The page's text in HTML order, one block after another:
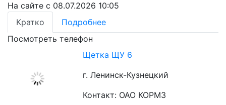
На сайте с 08.07.2026 10:05
Кратко
Подробнее
Посмотреть телефон
Щетка ЩУ 6
г. Ленинск-Кузнецкий
Контакт: ОАО КОРМЗ